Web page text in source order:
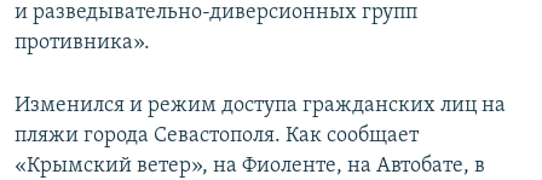
и разведывательно-диверсионных групп
противника».
Изменился и режим доступа гражданских лиц на
пляжи города Севастополя. Как сообщает
«Крымский ветер», на Фиоленте, на Автобате, в